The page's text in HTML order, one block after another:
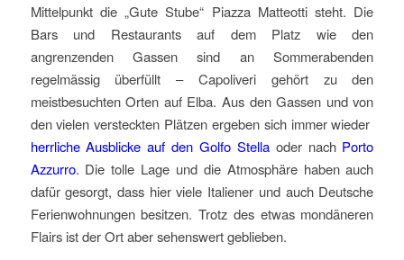
Mittelpunkt die „Gute Stube“ Piazza Matteotti steht. Die
Bars und Restaurants auf dem Platz wie den
angrenzenden Gassen sind an Sommerabenden
regelmässig überfüllt – Capoliveri gehört zu den
meistbesuchten Orten auf Elba. Aus den Gassen und von
den vielen versteckten Plätzen ergeben sich immer wieder
herrliche Ausblicke auf den Golfo Stellaoder nach Porto
Azzurro. Die tolle Lage und die Atmosphäre haben auch
dafür gesorgt, dass hier viele Italiener und auch Deutsche
Ferienwohnungen besitzen. Trotz des etwas mondäneren
Flairs ist der Ort aber sehenswert geblieben.